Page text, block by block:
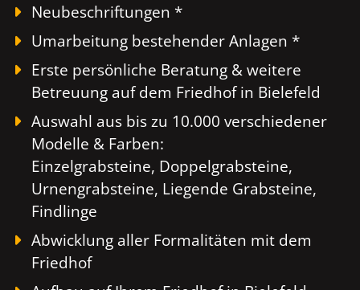
Neubeschriftungen *
Umarbeitung bestehender Anlagen *
Erste persönliche Beratung & weitere
Betreuung auf dem Friedhof in Bielefeld
Auswahl aus bis zu 10.000 verschiedener
Modelle & Farben:
Einzelgrabsteine, Doppelgrabsteine,
Urnengrabsteine, Liegende Grabsteine,
Findlinge
Abwicklung aller Formalitäten mit dem
Friedhof